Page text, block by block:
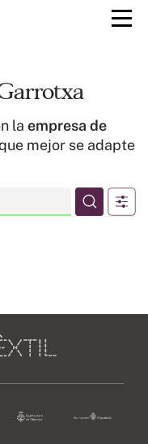
la empresa de
mejor se adapte